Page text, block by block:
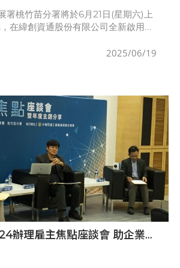
署桃竹苗分署將於6月21日(星期六)上
在緯創資通股份有限公司全新啟用的
工作機會，包含產線儲備幹部2025/06/19
雇主焦點座談會 助企業打
，歡迎企業報名參加